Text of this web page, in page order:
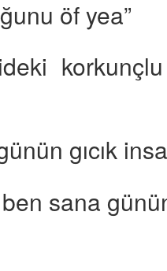
öf yea”
gıcık
ben sana